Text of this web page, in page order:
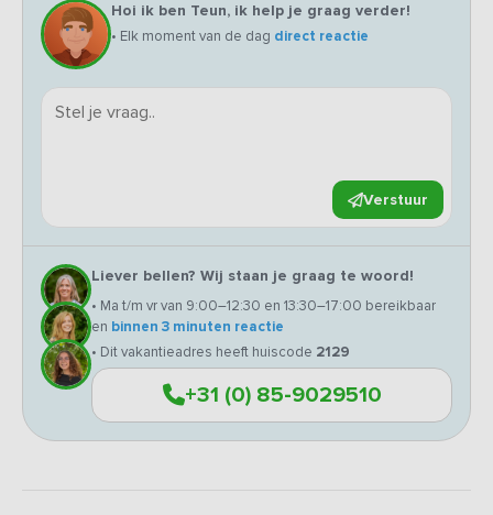
Hoi ik ben Teun, ik help je graag verder!
• Elk moment van de dag direct reactie
Verstuur
Liever bellen? Wij staan je graag te woord!
• Ma t/m vr van 9:00–12:30 en 13:30–17:00 bereikbaar
en binnen 3 minuten reactie
• Dit vakantieadres heeft huiscode 2129
+31 (0) 85-9029510